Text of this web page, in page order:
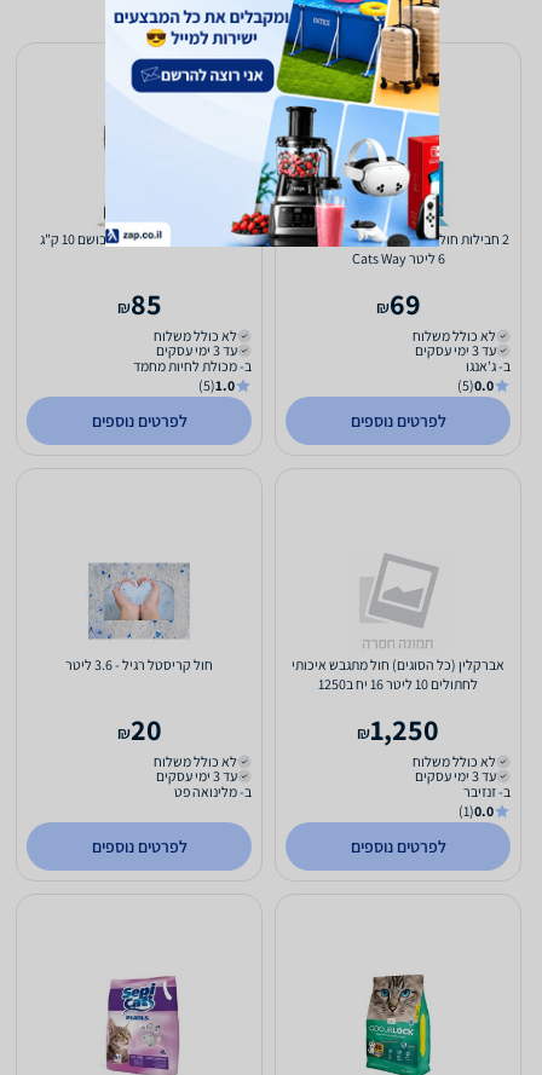
2 חבילות חול מתגבש לחתול בתוספת פחם
6 ליטר Cats Way
69
₪
לא כולל משלוח
עד 3 ימי עסקים
ב- ג'אנגו
0.0
(5)
לפרטים נוספים
חול סימפל SIMPLE לא מבושם 10 ק"ג
85
₪
לא כולל משלוח
עד 3 ימי עסקים
ב- מכולת לחיות מחמד
1.0
(5)
לפרטים נוספים
אברקלין (כל הסוגים) חול מתגבש איכותי
לחתולים 10 ליטר 16 יח ב1250
1,250
₪
לא כולל משלוח
עד 3 ימי עסקים
ב- זנזיבר
0.0
(1)
לפרטים נוספים
חול קריסטל רגיל - 3.6 ליטר
20
₪
לא כולל משלוח
עד 3 ימי עסקים
ב- מלינואה פט
לפרטים נוספים